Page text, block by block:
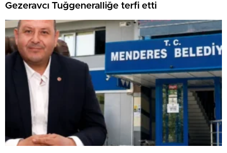
Gezeravcı Tuğgeneralliğe terfi etti